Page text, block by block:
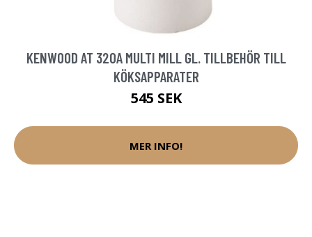
KENWOOD AT 320A MULTI MILL GL. TILLBEHÖR TILL
KÖKSAPPARATER
545 SEK
MER INFO!